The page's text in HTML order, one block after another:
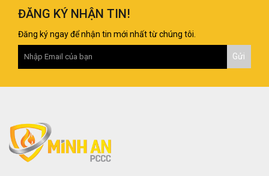
ĐĂNG KÝ NHẬN TIN!
Đăng ký ngay để nhận tin mới nhất từ chúng tôi.